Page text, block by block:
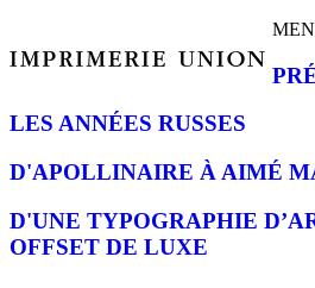
LES ANNÉES RUSSES
D'APOLLINAIRE À AIMÉ
D'UNE TYPOGRAPHIE
OFFSET DE LUXE